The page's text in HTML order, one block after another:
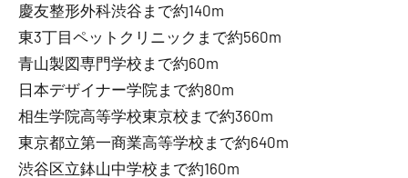
慶友整形外科渋谷まで約140m
東3丁目ペットクリニックまで約560m
青山製図専門学校まで約60m
日本デザイナー学院まで約80m
相生学院高等学校東京校まで約360m
東京都立第一商業高等学校まで約640m
渋谷区立鉢山中学校まで約160m